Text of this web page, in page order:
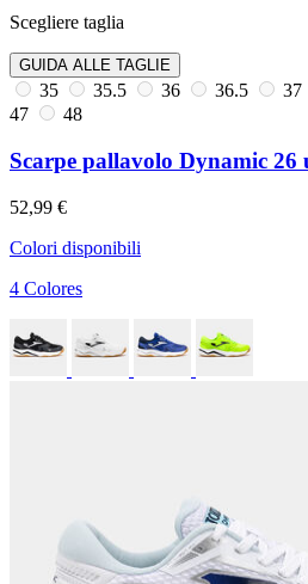
Scegliere taglia
GUIDA ALLE TAGLIE
35 35.5 36 36.5 37
47
48
Scarpe pallavolo Dynamic 26
52,99 €
Colori disponibili
4 Colores